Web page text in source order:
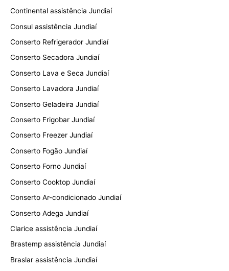
Continental assistência Jundiaí
Consul assistência Jundiaí
Conserto Refrigerador Jundiaí
Conserto Secadora Jundiaí
Conserto Lava e Seca Jundiaí
Conserto Lavadora Jundiaí
Conserto Geladeira Jundiaí
Conserto Frigobar Jundiaí
Conserto Freezer Jundiaí
Conserto Fogão Jundiaí
Conserto Forno Jundiaí
Conserto Cooktop Jundiaí
Conserto Ar-condicionado Jundiaí
Conserto Adega Jundiaí
Clarice assistência Jundiaí
Brastemp assistência Jundiaí
Braslar assistência Jundiaí